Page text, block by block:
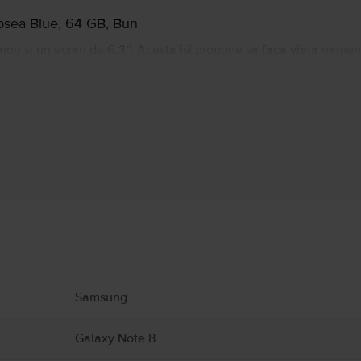
Blue, 64 GB, Bun
Samsung
Galaxy Note 8